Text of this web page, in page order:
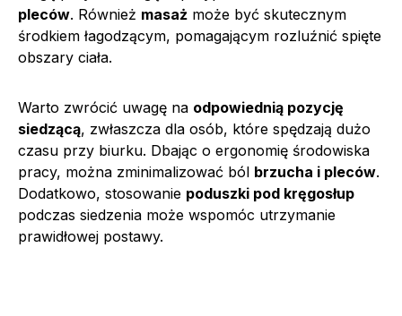
pleców. Również masaż może być skutecznym
środkiem łagodzącym, pomagającym rozluźnić spięte
obszary ciała.
Warto zwrócić uwagę na odpowiednią pozycję
siedzącą, zwłaszcza dla osób, które spędzają dużo
czasu przy biurku. Dbając o ergonomię środowiska
pracy, można zminimalizować ból brzucha i pleców.
Dodatkowo, stosowanie poduszki pod kręgosłup
podczas siedzenia może wspomóc utrzymanie
prawidłowej postawy.